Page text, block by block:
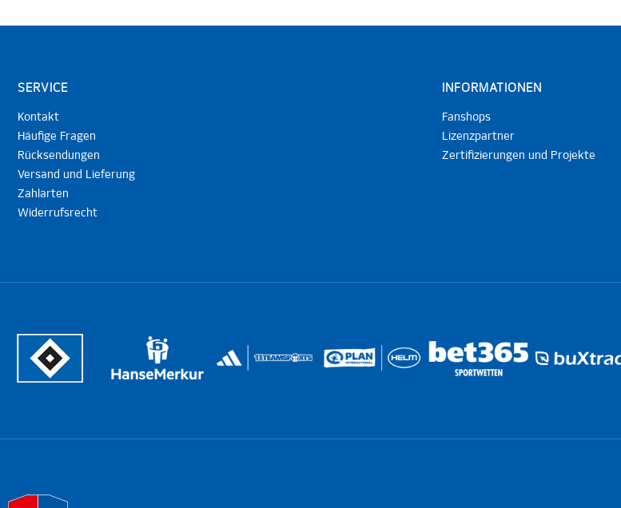
SERVICE
Kontakt
Häufige Fragen
Rücksendungen
Versand und Lieferung
Zahlarten
Widerrufsrecht
INFORMATIONEN
Fanshops
Lizenzpartner
Zertifizierungen und Projekte